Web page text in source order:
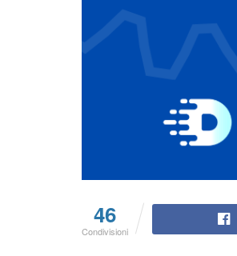
46
Condivisioni